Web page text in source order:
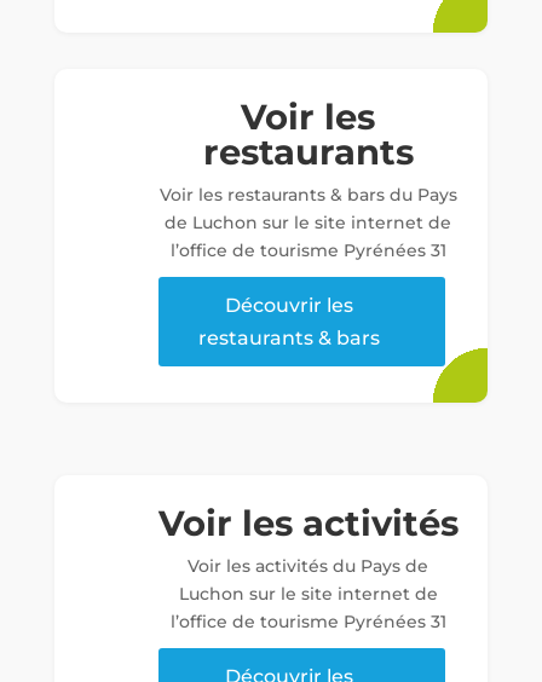
Voir les
restaurants
Voir les restaurants & bars du Pays
de Luchon sur le site internet de
l’office de tourisme Pyrénées 31
Découvrir les
restaurants & bars
Voir les activités
Voir les activités du Pays de
Luchon sur le site internet de
l’office de tourisme Pyrénées 31
Découvrir les